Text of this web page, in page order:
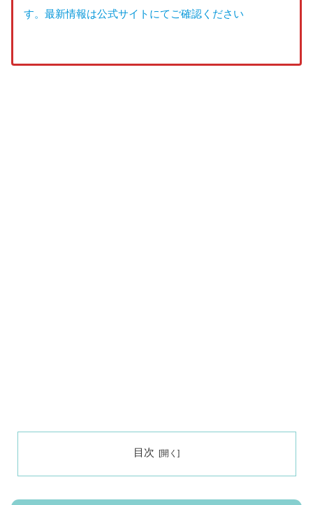
す。最新情報は公式サイトにてご確認ください
目次